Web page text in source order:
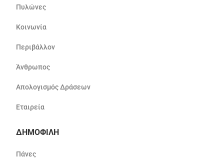
Πυλώνες
Κοινωνία
Περιβάλλον
Άνθρωπος
Απολογισμός Δράσεων
Εταιρεία
ΔΗΜΟΦΙΛΗ
Πάνες